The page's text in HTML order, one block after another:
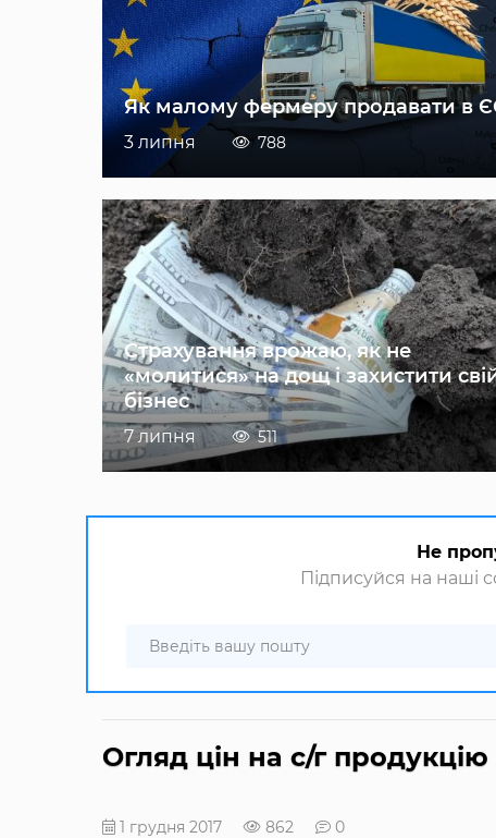
Як малому фермеру продавати в
3 липня 788
Страхування врожаю, як не
«молитися» на дощ і захистити
бізнес
7 липня 511
Не
Підписуйся на наші
Огляд цін на с/г продукцію
1 грудня 2017 862 0